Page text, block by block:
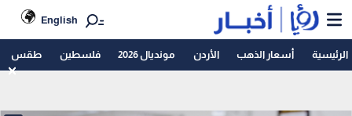
English
الرئيسية أسعار الذهب الأردن مونديال 2026 فلسطين طقس